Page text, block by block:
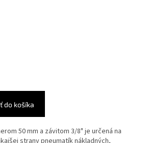
do košíka
50 mm a závitom 3/8" je určená na